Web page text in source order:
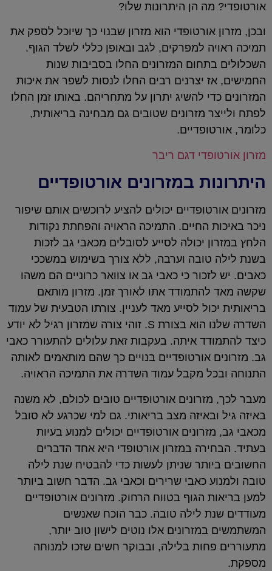
אורטופדי? מה הן היתרונות שלו?
ובכן, מזרון אורטופדי הוא מזרון שבנוי כך שיוכל לספק את
תמיכה ראויה למפרקים, לגב ובאופן כללי לשלד הגוף.
השכלולים בתחום המזרונים החלו בסביבות שנות
החמישים, אז יצרנים רבים החלו לנסות לשפר את איכות
המזרונים כדי להשיג יתרון על מתחריהם. באותו זמן החלו
לפתח ולייצר מזרונים שטובים גם מבחינה בריאותית,
כלומר, אורטופדיים.
מזרון אורטופדי דגם ריבר
היתרונות במזרונים אורטופדיים
מזרונים אורטופדיים יכולים להציע לרוכשים אותם שיפור
ניכר באיכות החיים. התמיכה הראויה והפחתת נקודות
הלחץ במזרון יכולה לסייע לסובלים מכאבי גב לזכות
בשנת לילה טובה וערבה, ללא צורך בשימוש במשככי
כאבים. יש לזכור כי כאבי גב או צוואר כרוניים הם משהו
שקשה מאד להתמודד אתו לאורך זמן. מזרון מותאם
בריאותית יכול לסייע מאד לעניין. צורתו הטבעית של עמוד
השדרה שלנו הוא בצורת S. זוהי צורה שמזרון רגיל לא יודע
כיצד להתמודד איתה. בעקבות זאת עלולים להתעורר כאבי
גב. מזרונים אורטופדיים בנויים כך שהם מותאמים לאותה
התנוחה ובכל מקבל עמוד השדרה את התמיכה הראויה.
מעבר לכך, מזרונים אורטופדיים טובים לכולם, לא משנה
באיזה גיל ובאיזה מצב בריאותי. גם למי שכרגע לא סובל
מכאבי גב, מזרונים אורטופדיים יכולים למנוע בעיות
בעתיד. הבחירה במזרון אורטופדי היא אחד הדברים
החשובים ביותר שניתן לעשות כדי להבטיח שנת לילה
טובה ולמנוע כאבי שרירים וכאבי גב. הדבר חשוב ביותר
למען בריאות הגוף בטווח הרחוק. מזרונים אורטופדיים
מעודדים שנת לילה טובה. כבר הוכח שאנשים
המשתמשים במזרונים אלו נוטים לישון טוב יותר,
מתעוררים פחות בלילה, ובבוקר חשים שזכו למנוחה
מספקת.